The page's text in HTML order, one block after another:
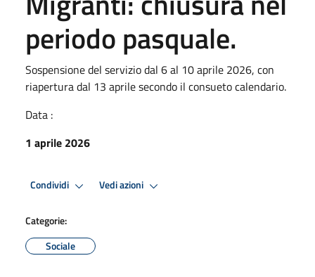
periodo pasquale.
Sospensione del servizio dal 6 al 10 aprile 2026, con
riapertura dal 13 aprile secondo il consueto calendario.
Data :
1 aprile 2026
Condividi Vedi azioni
Categorie:
Sociale